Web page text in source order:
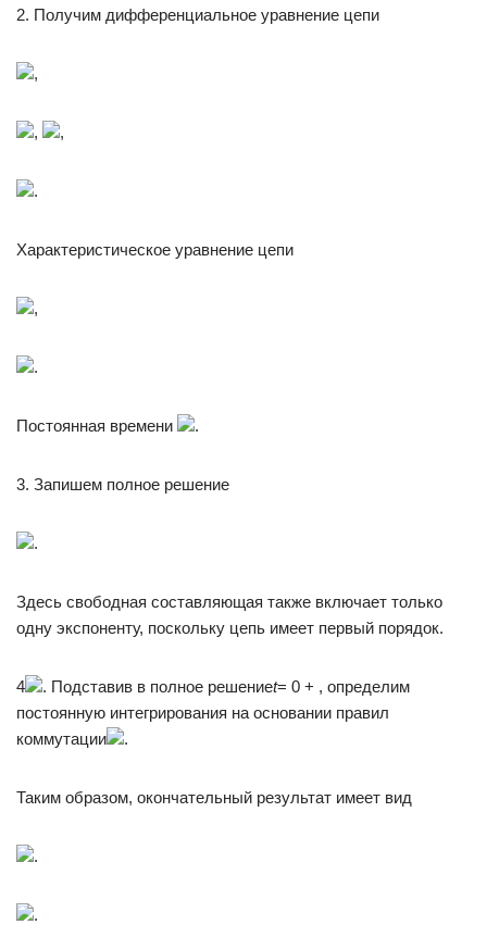
2. Получим дифференциальное уравнение цепи
,
, ,
.
Характеристическое уравнение цепи
,
.
Постоянная времени .
3. Запишем полное решение
.
Здесь свободная составляющая также включает только
одну экспоненту, поскольку цепь имеет первый порядок.
4 . Подставив в полное решениеt= 0 + , определим
постоянную интегрирования на основании правил
коммутации
.
Таким образом, окончательный результат имеет вид
.
.